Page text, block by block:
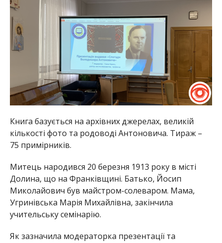
Книга базується на архівних джерелах, великій
кількості фото та родоводі Антоновича. Тираж –
75 примірників.
Митець народився 20 березня 1913 року в місті
Долина, що на Франківщині. Батько, Йосип
Миколайович був майстром-солеваром. Мама,
Угринівська Марія Михайлівна, закінчила
учительську семінарію.
Як зазначила модераторка презентації та